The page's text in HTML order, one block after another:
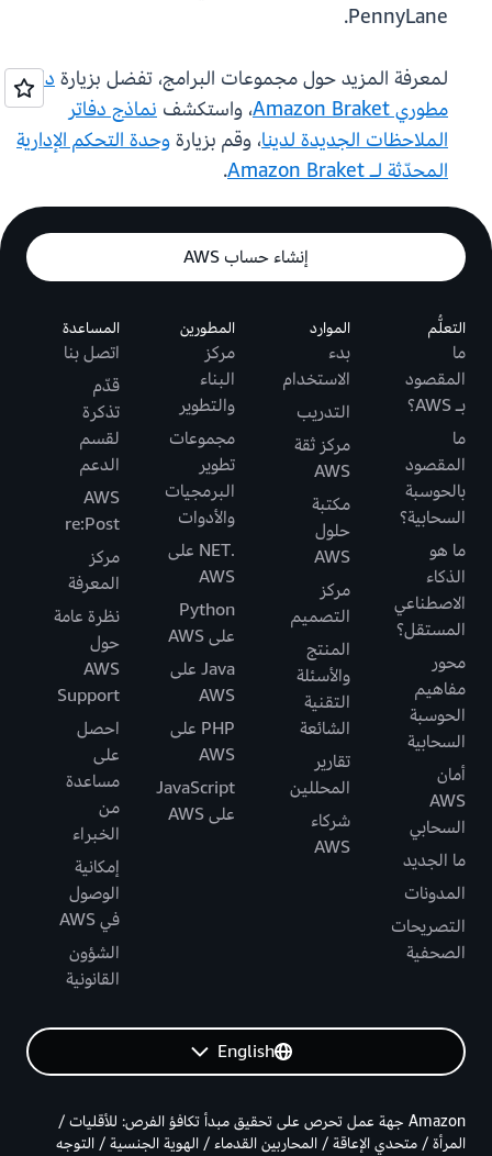
PennyLane.
لمعرفة المزيد حول مجموعات البرامج، تفضل بزيارةدليل
مطوري Amazon Braket
، واستكشف نماذج دفاتر
الملاحظات الجديدة لدينا، وقم بزيارةوحدة التحكم الإدارية
المحدّثة لـ Amazon Braket
.
إنشاء حساب AWS
التعلُّم
ما
المقصود
بـ AWS؟
ما
المقصود
بالحوسبة
السحابية؟
ما هو
الذكاء
الاصطناعي
المستقل؟
محور
مفاهيم
الحوسبة
السحابية
أمان
AWS
السحابي
ما الجديد
المدونات
التصريحات
الصحفية
الموارد
بدء
الاستخدام
التدريب
مركز ثقة
AWS
مكتبة
حلول
AWS
مركز
التصميم
المنتج
والأسئلة
التقنية
الشائعة
تقارير
المحللين
شركاء
AWS
المطورين
مركز
البناء
والتطوير
مجموعات
تطوير
البرمجيات
والأدوات
.NET على
AWS
Python
على AWS
Java على
AWS
PHP على
AWS
JavaScript
على AWS
المساعدة
اتصل بنا
قدّم
تذكرة
لقسم
الدعم
AWS
re:Post
مركز
المعرفة
نظرة عامة
حول
AWS
Support
احصل
على
مساعدة
من
الخبراء
إمكانية
الوصول
في AWS
الشؤون
القانونية
English
Amazon جهة عمل تحرص على تحقيق مبدأ تكافؤ الفرص: للأقليات /
المرأة / متحدي الإعاقة / المحاربين القدماء / الهوية الجنسية / التوجه